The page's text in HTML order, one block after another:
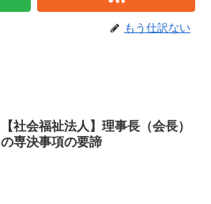
もう仕訳ない
【社会福祉法人】理事長（会長）
の専決事項の要諦